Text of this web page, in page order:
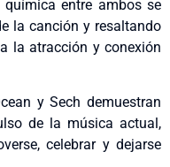
química entre ambos se
la canción y resaltando
la atracción y conexión
y Sech demuestran
de la música actual,
celebrar y dejarse